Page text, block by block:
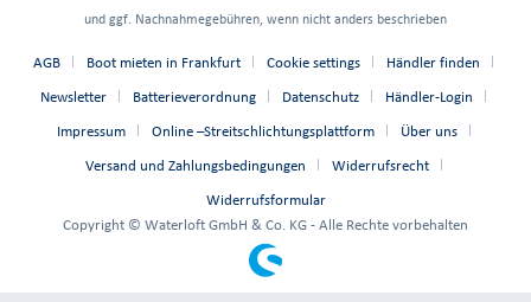
und ggf. Nachnahmegebühren, wenn nicht anders beschrieben
AGB Boot mieten in Frankfurt Cookie settings Händler finden
Newsletter Batterieverordnung Datenschutz Händler-Login
Impressum Online –Streitschlichtungsplattform Über uns
Versand und Zahlungsbedingungen Widerrufsrecht
Widerrufsformular
Copyright © Waterloft GmbH & Co. KG - Alle Rechte vorbehalten